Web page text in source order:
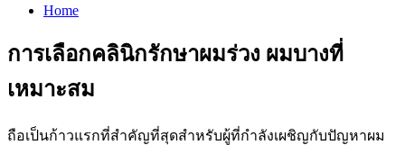
Home
การเลือกคลินิกรักษาผมร่วง ผมบางที่
เหมาะสม
ถือเป็นก้าวแรกที่สำคัญที่สุดสำหรับผู้ที่กำลังเผชิญกับปัญหาผม